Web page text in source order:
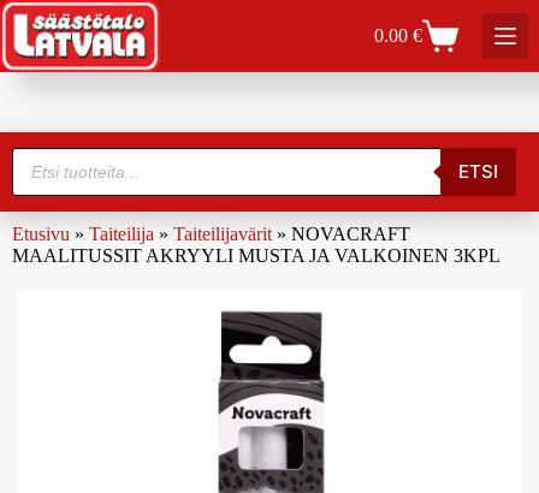
0.00€
ETSI
Etusivu » Taiteilija » Taiteilijavärit » NOVACRAFT
MAALITUSSIT AKRYYLI MUSTA JA VALKOINEN 3KPL